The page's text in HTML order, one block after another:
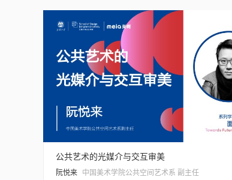
公共艺术的光媒介与交互审美
阮悦来 中国美术学院公共空间艺术系 副主任